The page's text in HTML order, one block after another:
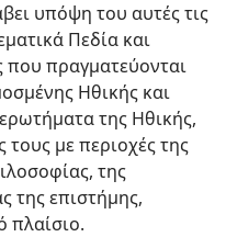
υπόψη του αυτές τις
Πεδία και
που πραγματεύονται
Ηθικής και
της Ηθικής,
τους με περιοχές της
της
της επιστήμης,
πλαίσιο.